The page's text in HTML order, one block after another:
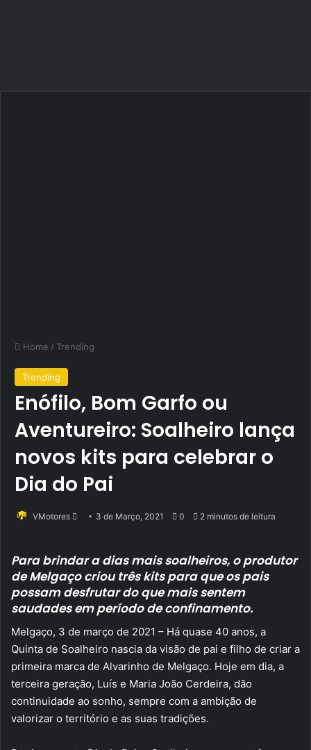
Home / Trending
Trending
Enófilo, Bom Garfo ou
Aventureiro: Soalheiro lança
novos kits para celebrar o
Dia do Pai
VMotores
Send 3 de Março, 2021 0 2 minutos de leitura
Para brindar a dias mais soalheiros, o produtor
de Melgaço criou três kits para que os pais
possam desfrutar do que mais sentem
saudades em período de confinamento.
Melgaço, 3 de março de 2021 – Há quase 40 anos, a
Quinta de Soalheiro nascia da visão de pai e filho de criar a
primeira marca de Alvarinho de Melgaço. Hoje em dia, a
terceira geração, Luís e Maria João Cerdeira, dão
continuidade ao sonho, sempre com a ambição de
valorizar o território e as suas tradições.